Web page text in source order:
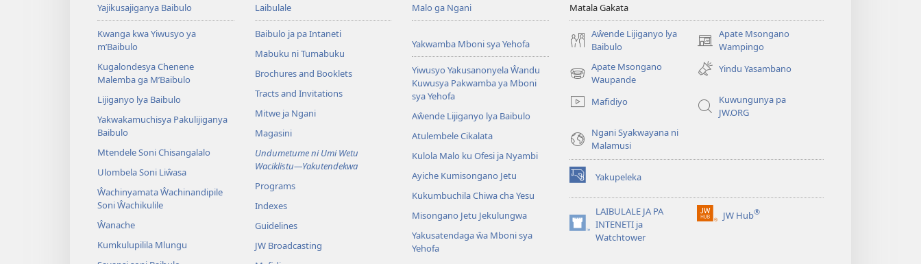
Yajikusajiganya Baibulo
Kwanga kwa Yiwusyo ya
m’Baibulo
Kugalondesya Chenene
Malemba ga M’Baibulo
Lijiganyo lya Baibulo
Yakwakamuchisya Pakulijiganya
Baibulo
Mtendele Soni Chisangalalo
Ulombela Soni Liŵasa
Ŵachinyamata Ŵachinandipile
Soni Ŵachikulile
Ŵanache
Kumkulupilila Mlungu
Laibulale
Baibulo ja pa Intaneti
Mabuku ni Tumabuku
Brochures and Booklets
Tracts and Invitations
Mitwe ja Ngani
Magasini
Undumetume ni Umi Wetu
Waciklistu—Yakutendekwa
Programs
Indexes
Guidelines
JW Broadcasting
Malo ga Ngani
Yakwamba Mboni sya Yehofa
Yiwusyo Yakusanonyela Ŵandu
Kuwusya Pakwamba ya Mboni
sya Yehofa
Aŵende Lijiganyo lya Baibulo
Atulembele Cikalata
Kulola Malo ku Ofesi ja Nyambi
Ayiche Kumisongano Jetu
Kukumbuchila Chiwa cha Yesu
Misongano Jetu Jekulungwa
Yakusatendaga ŵa Mboni sya
Yehofa
Matala Gakata
Aŵende Lijiganyo lya
Baibulo
Apate Msongano
Wampingo
(awugule
liwindo
line)
Apate Msongano
Waupande
(awugule
line)
Yindu Yasambano
Mafidiyo
Kuwungunya pa
JW.ORG
Ngani Syakwayana ni
Malamusi
Yakupeleka
(awugule
liwindo
LAIBULALE JA PA
INTENETI ja
Watchtower
(awugule
liwindo
JW Hub®
(awugule